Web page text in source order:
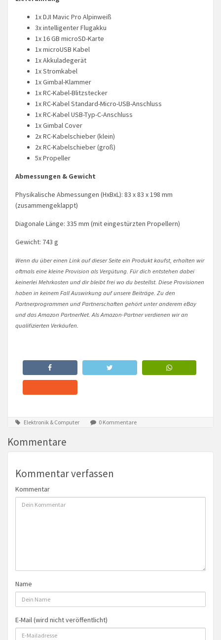
1x DJI Mavic Pro Alpinweiß
3x intelligenter Flugakku
1x 16 GB microSD-Karte
1x microUSB Kabel
1x Akkuladegerät
1x Stromkabel
1x Gimbal-Klammer
1x RC-Kabel-Blitzstecker
1x RC-Kabel Standard-Micro-USB-Anschluss
1x RC-Kabel USB-Typ-C-Anschluss
1x Gimbal Cover
2x RC-Kabelschieber (klein)
2x RC-Kabelschieber (groß)
5x Propeller
Abmessungen & Gewicht
Physikalische Abmessungen (HxBxL): 83 x 83 x 198 mm
(zusammengeklappt)
Diagonale Länge: 335 mm (mit eingestürzten Propellern)
Gewicht: 743 g
Wenn du über einen Link auf dieser Seite ein Produkt kaufst, erhalten wir
oftmals eine kleine Provision als Vergütung. Für dich entstehen dabei
keinerlei Mehrkosten und dir bleibt frei wo du bestellst. Diese Provisionen
haben in keinem Fall Auswirkung auf unsere Beiträge. Zu den
Partnerprogrammen und Partnerschaften gehört unter anderem eBay
und das Amazon PartnerNet. Als Amazon-Partner verdienen wir an
qualifizierten Verkäufen.
Elektronik & Computer 0 Kommentare
Kommentare
Kommentar verfassen
Kommentar
Name
E-Mail (wird nicht veröffentlicht)